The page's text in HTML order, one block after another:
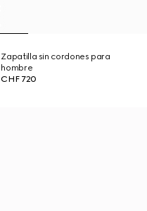
Zapatilla sin cordones para
hombre
CHF 720